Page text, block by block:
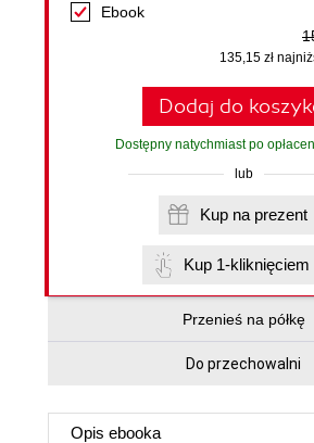
Ebook
135,15 zł
Dodaj do
Dostępny natychmiast po
lub
Kup na prezent
Kup 1-kliknięciem
Przenieś na półkę
Do przechowalni
Opis ebooka